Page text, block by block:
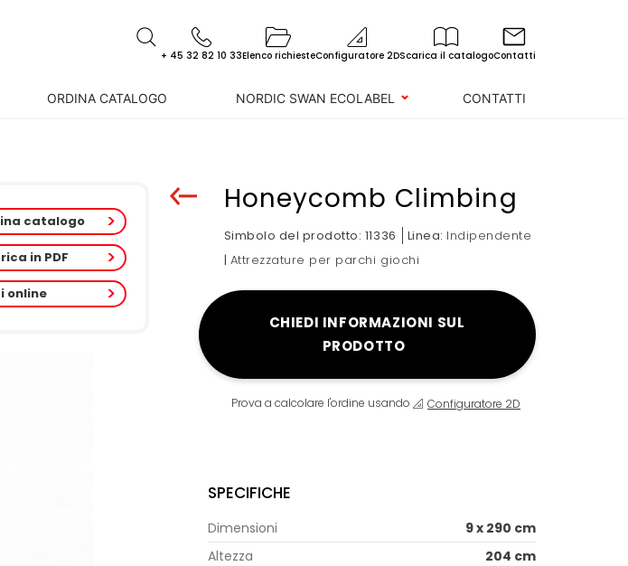
+ 45 32 82 10 33Elenco richiesteConfiguratore 2DScarica il catalogoContatti
ORDINA CATALOGO NORDIC SWAN ECOLABEL CONTATTI
catalogo
in PDF
online
Honeycomb Climbing
Simbolo del prodotto: 11336 Linea: Indipendente
| Attrezzature per parchi giochi
CHIEDI INFORMAZIONI SUL
PRODOTTO
Prova a calcolare l'ordine usando Configuratore 2D
SPECIFICHE
Dimensioni
9 x 290 cm
Altezza
204 cm